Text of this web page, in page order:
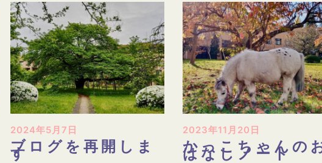
2024年5月7日
ブログを再開しま
す
2023年11月20日
かっこちゃんの
はなしノート